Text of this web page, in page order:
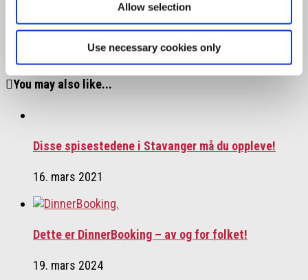
Allow selection
Use necessary cookies only
Next story De hotteste spisestedene akkurat nå!
You may also like...
Disse spisestedene i Stavanger må du oppleve!
16. mars 2021
Dette er DinnerBooking – av og for folket!
19. mars 2024